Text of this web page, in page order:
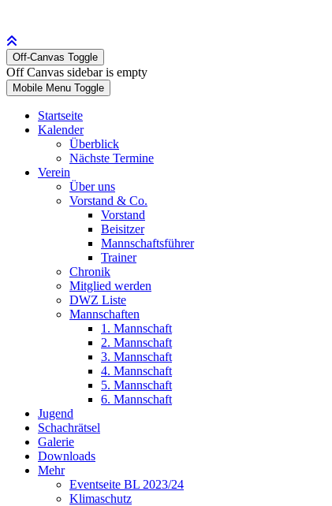
Off-Canvas Toggle
Off Canvas sidebar is empty
Mobile Menu Toggle
Startseite
Kalender
Überblick
Nächste Termine
Verein
Über uns
Vorstand & Co.
Vorstand
Beisitzer
Mannschaftsführer
Trainer
Chronik
Mitglied werden
DWZ Liste
Mannschaften
1. Mannschaft
2. Mannschaft
3. Mannschaft
4. Mannschaft
5. Mannschaft
6. Mannschaft
Jugend
Schachrätsel
Galerie
Downloads
Mehr
Eventseite BL 2023/24
Klimaschutz